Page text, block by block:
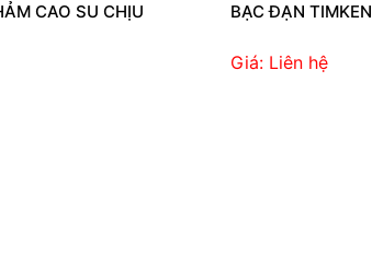
CAO SU CHỊU
BẠC ĐẠN TIMKEN
Giá: Liên hệ